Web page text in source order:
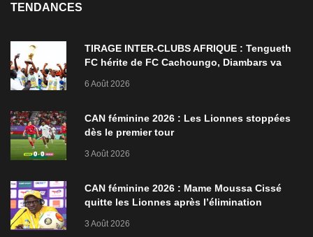
TENDANCES
TIRAGE INTER-CLUBS AFRIQUE : Tengueth
FC hérite de FC Cachoungo, Diambars va
6 Août 2026
CAN féminine 2026 : Les Lionnes stoppées
dès le premier tour
3 Août 2026
CAN féminine 2026 : Mame Moussa Cissé
quitte les Lionnes après l’élimination
3 Août 2026